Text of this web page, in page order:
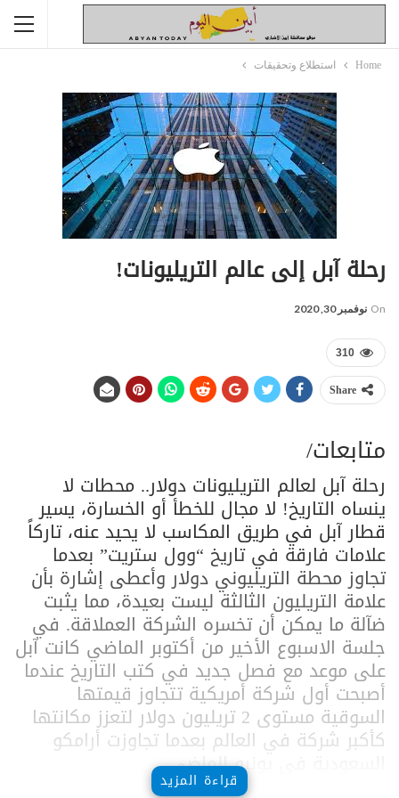
Home استطلاع وتحقيقات
رحلة آبل إلى عالم التريليونات!
On نوفمبر 30, 2020
310
Share
متابعات/
رحلة آبل لعالم التريليونات دولار.. محطات لا
ينساه التاريخ! لا مجال للخطأ أو الخسارة، يسير
قطار آبل في طريق المكاسب لا يحيد عنه، تاركاً
علامات فارقة في تاريخ “وول ستريت” بعدما
تجاوز محطة التريليوني دولار وأعطى إشارة بأن
علامة التريليون الثالثة ليست بعيدة، مما يثبت
ضآلة ما يمكن أن تخسره الشركة العملاقة. في
جلسة الاسبوع الأخير من أكتوبر الماضي كانت آبل
على موعد مع فصل جديد في كتب التاريخ عندما
أصبحت أول شركة أمريكية تتجاوز قيمتها
السوقية مستوى 2 تريليون دولار لتعزز مكانتها
كأكبر شركة في العالم بعدما تجاوزت أرامكو
السعودية في يونيو الماضي.
قراءة المزيد